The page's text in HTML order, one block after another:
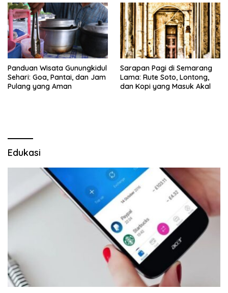
Panduan Wisata Gunungkidul
Sehari: Goa, Pantai, dan Jam
Pulang yang Aman
Sarapan Pagi di Semarang
Lama: Rute Soto, Lontong,
dan Kopi yang Masuk Akal
Edukasi